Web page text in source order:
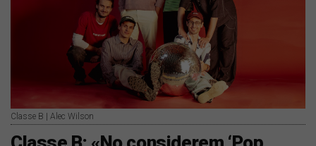
Classe B | Alec Wilson